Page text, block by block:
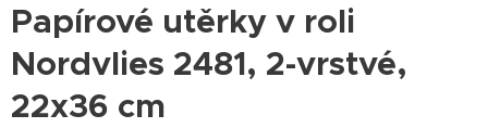
Papírové utěrky v roli
Nordvlies 2481, 2-vrstvé,
22x36 cm